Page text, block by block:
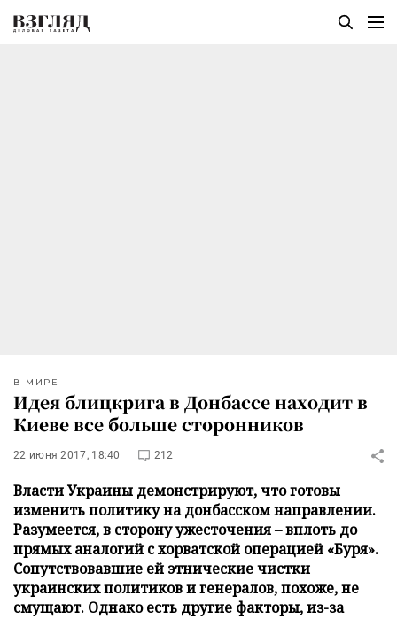
В МИРЕ
Идея блицкрига в Донбассе находит в
Киеве все больше сторонников
22 июня 2017, 18:40 212
Власти Украины демонстрируют, что готовы
изменить политику на донбасском направлении.
Разумеется, в сторону ужесточения – вплоть до
прямых аналогий с хорватской операцией «Буря».
Сопутствовавшие ей этнические чистки
украинских политиков и генералов, похоже, не
смущают. Однако есть другие факторы, из-за